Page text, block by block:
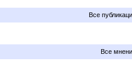
Все
Все